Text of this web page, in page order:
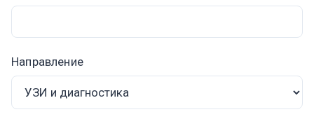
Направление